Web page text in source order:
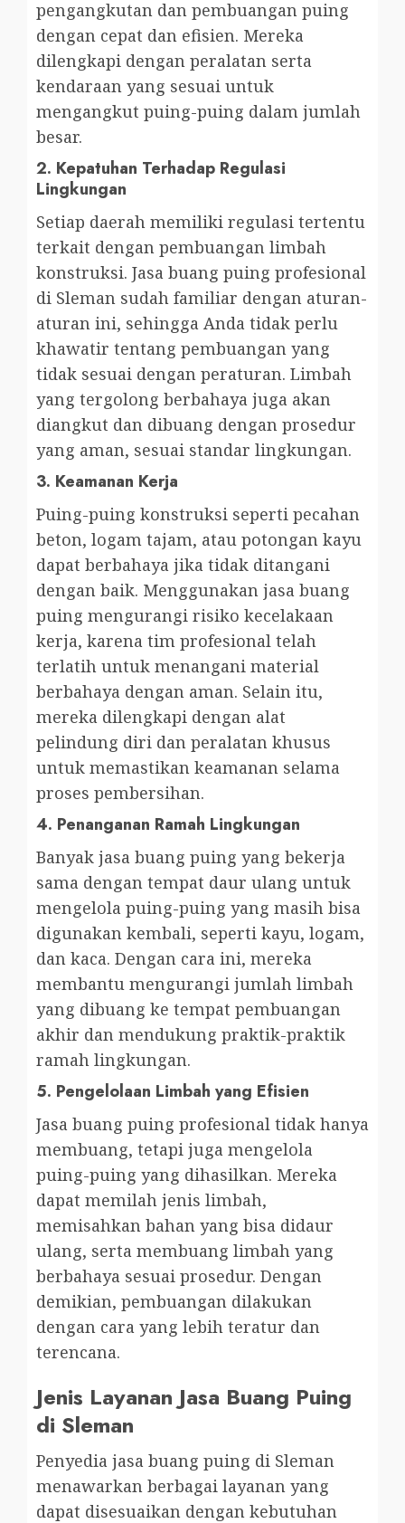
pengangkutan dan pembuangan puing
dengan cepat dan efisien. Mereka
dilengkapi dengan peralatan serta
kendaraan yang sesuai untuk
mengangkut puing-puing dalam jumlah
besar.
2. Kepatuhan Terhadap Regulasi
Lingkungan
Setiap daerah memiliki regulasi tertentu
terkait dengan pembuangan limbah
konstruksi. Jasa buang puing profesional
di Sleman sudah familiar dengan aturan-
aturan ini, sehingga Anda tidak perlu
khawatir tentang pembuangan yang
tidak sesuai dengan peraturan. Limbah
yang tergolong berbahaya juga akan
diangkut dan dibuang dengan prosedur
yang aman, sesuai standar lingkungan.
3. Keamanan Kerja
Puing-puing konstruksi seperti pecahan
beton, logam tajam, atau potongan kayu
dapat berbahaya jika tidak ditangani
dengan baik. Menggunakan jasa buang
puing mengurangi risiko kecelakaan
kerja, karena tim profesional telah
terlatih untuk menangani material
berbahaya dengan aman. Selain itu,
mereka dilengkapi dengan alat
pelindung diri dan peralatan khusus
untuk memastikan keamanan selama
proses pembersihan.
4. Penanganan Ramah Lingkungan
Banyak jasa buang puing yang bekerja
sama dengan tempat daur ulang untuk
mengelola puing-puing yang masih bisa
digunakan kembali, seperti kayu, logam,
dan kaca. Dengan cara ini, mereka
membantu mengurangi jumlah limbah
yang dibuang ke tempat pembuangan
akhir dan mendukung praktik-praktik
ramah lingkungan.
5. Pengelolaan Limbah yang Efisien
Jasa buang puing profesional tidak hanya
membuang, tetapi juga mengelola
puing-puing yang dihasilkan. Mereka
dapat memilah jenis limbah,
memisahkan bahan yang bisa didaur
ulang, serta membuang limbah yang
berbahaya sesuai prosedur. Dengan
demikian, pembuangan dilakukan
dengan cara yang lebih teratur dan
terencana.
Jenis Layanan Jasa Buang Puing
di Sleman
Penyedia jasa buang puing di Sleman
menawarkan berbagai layanan yang
dapat disesuaikan dengan kebutuhan